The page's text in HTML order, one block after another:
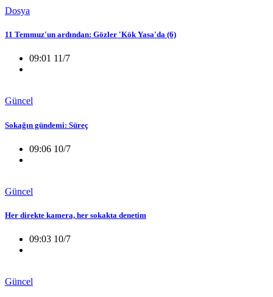
Dosya
11 Temmuz'un ardından: Gözler 'Kök Yasa'da (6)
09:01 11/7
Güncel
Sokağın gündemi: Süreç
09:06 10/7
Güncel
Her direkte kamera, her sokakta denetim
09:03 10/7
Güncel